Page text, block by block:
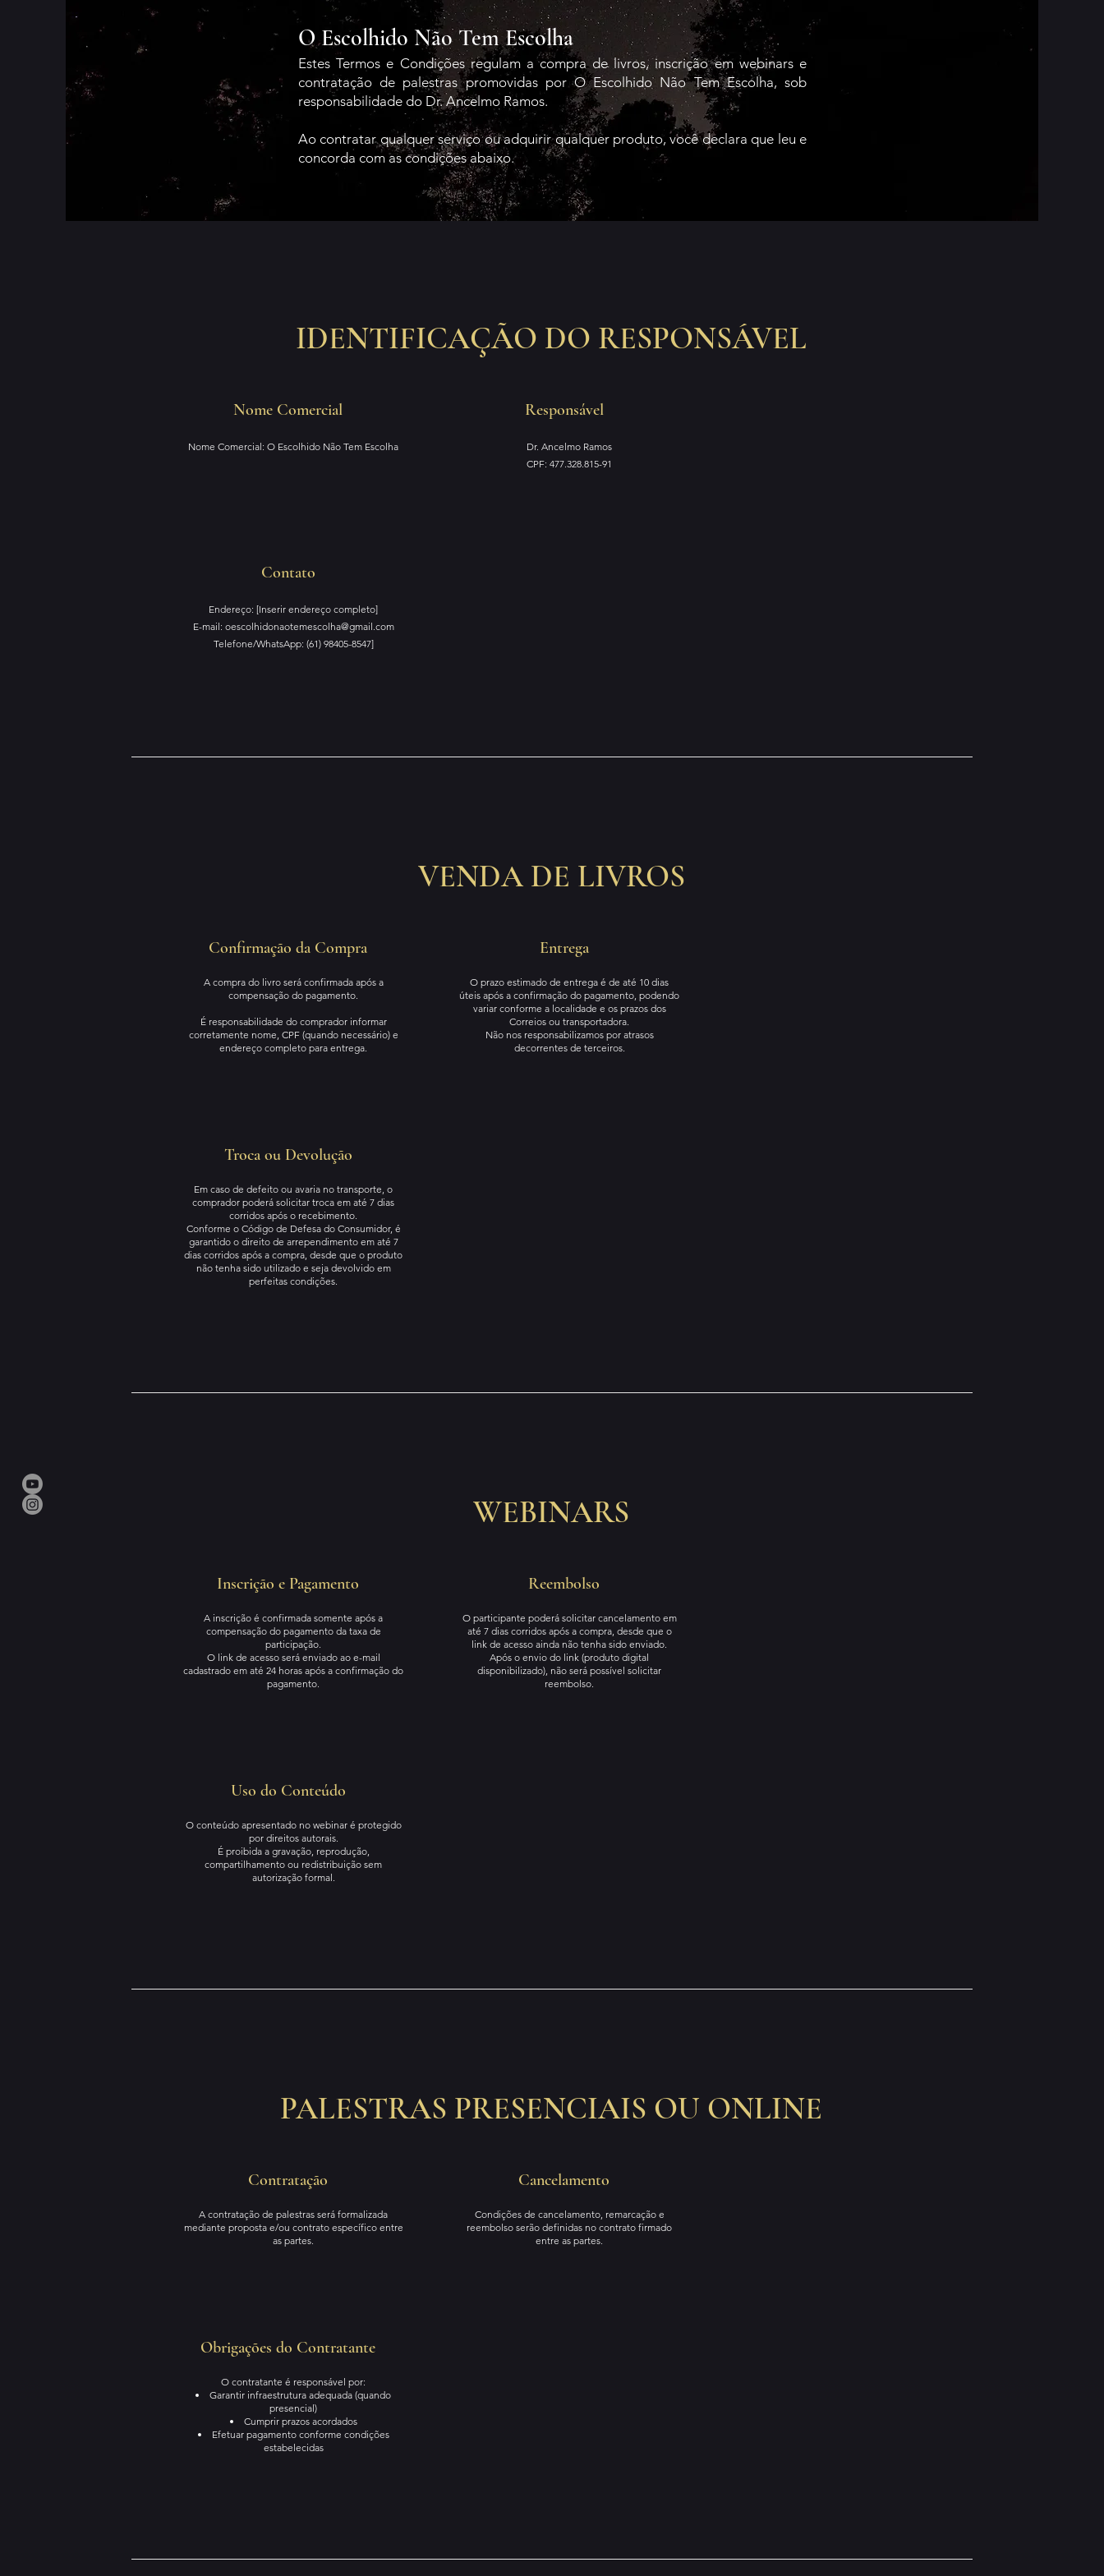
O Escolhido Não Tem Escolha
Estes Termos e Condições regulam a compra de livros, inscrição em webinars e
contratação de palestras promovidas por O Escolhido Não Tem Escolha, sob
responsabilidade do Dr. Ancelmo Ramos.
Ao contratar qualquer serviço ou adquirir qualquer produto, você declara que leu e
concorda com as condições abaixo.
IDENTIFICAÇÃO DO RESPONSÁVEL
Nome Comercial
Nome Comercial: O Escolhido Não Tem Escolha
Responsável
Dr. Ancelmo Ramos
CPF: 477.328.815-91
Contato
Endereço: [Inserir endereço completo]
E-mail: oescolhidonaotemescolha@gmail.com
Telefone/WhatsApp: (61) 98405-8547]
VENDA DE LIVROS
Confirmação da Compra
A compra do livro será confirmada após a
compensação do pagamento.
É responsabilidade do comprador informar
corretamente nome, CPF (quando necessário) e
endereço completo para entrega.
Entrega
O prazo estimado de entrega é de até 10 dias
úteis após a confirmação do pagamento, podendo
variar conforme a localidade e os prazos dos
Correios ou transportadora.
Não nos responsabilizamos por atrasos
decorrentes de terceiros.
Troca ou Devolução
Em caso de defeito ou avaria no transporte, o
comprador poderá solicitar troca em até 7 dias
corridos após o recebimento.
Conforme o Código de Defesa do Consumidor, é
garantido o direito de arrependimento em até 7
dias corridos após a compra, desde que o produto
não tenha sido utilizado e seja devolvido em
perfeitas condições.
WEBINARS
Inscrição e Pagamento
A inscrição é confirmada somente após a
compensação do pagamento da taxa de
participação.
O link de acesso será enviado ao e-mail
cadastrado em até 24 horas após a confirmação do
pagamento.
Reembolso
O participante poderá solicitar cancelamento em
até 7 dias corridos após a compra, desde que o
link de acesso ainda não tenha sido enviado.
Após o envio do link (produto digital
disponibilizado), não será possível solicitar
reembolso.
Uso do Conteúdo
O conteúdo apresentado no webinar é protegido
por direitos autorais.
É proibida a gravação, reprodução,
compartilhamento ou redistribuição sem
autorização formal.
PALESTRAS PRESENCIAIS OU ONLINE
Contratação
A contratação de palestras será formalizada
mediante proposta e/ou contrato específico entre
as partes.
Cancelamento
Condições de cancelamento, remarcação e
reembolso serão definidas no contrato firmado
entre as partes.
Obrigações do Contratante
O contratante é responsável por:
Garantir infraestrutura adequada (quando
presencial)
Cumprir prazos acordados
Efetuar pagamento conforme condições
estabelecidas